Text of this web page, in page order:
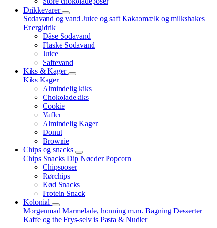
Drikkevarer
Sodavand og vand Juice og saft Kakaomælk og milkshakes
Energidrik
Dåse Sodavand
Flaske Sodavand
Juice
Saftevand
Kiks & Kager
Kiks Kager
Almindelig kiks
Chokoladekiks
Cookie
Vafler
Almindelig Kager
Donut
Brownie
Chips og snacks
Chips Snacks Dip NødderPopcorn
Chipsposer
Rørchips
Kød Snacks
Protein Snack
Kolonial
Morgenmad Marmelade, honning m.m. Bagning Desserter
Kaffe og the Frys-selv is Pasta & Nudler